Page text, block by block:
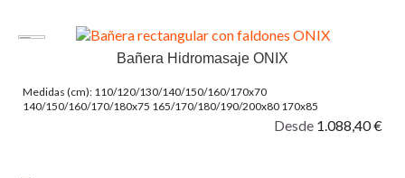
Bañera Hidromasaje ONIX
Medidas (cm): 110/120/130/140/150/160/170x70
140/150/160/170/180x75 165/170/180/190/200x80 170x85
Desde 1.088,40 €